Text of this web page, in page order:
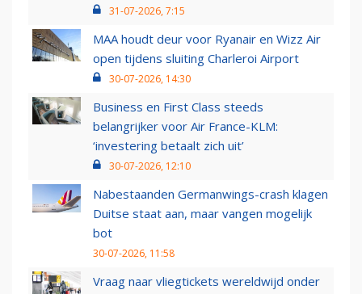
31-07-2026, 7:15
MAA houdt deur voor Ryanair en Wizz Air
open tijdens sluiting Charleroi Airport
30-07-2026, 14:30
Business en First Class steeds
belangrijker voor Air France-KLM:
‘investering betaalt zich uit’
30-07-2026, 12:10
Nabestaanden Germanwings-crash klagen
Duitse staat aan, maar vangen mogelijk
bot
30-07-2026, 11:58
Vraag naar vliegtickets wereldwijd onder